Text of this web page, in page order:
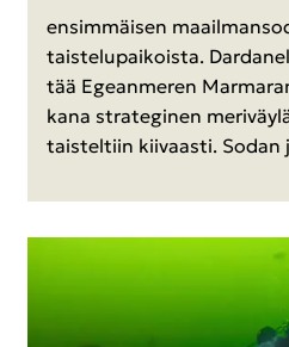
en­sim­mäi­sen
tais­te­lu­pai­kois­ta.
tää Egean­me­ren
ka­na stra­te­gi­nen
tais­tel­tiin kii­vaas­ti.